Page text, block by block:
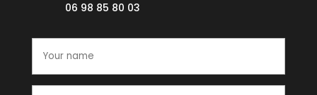
06 98 85 80 03